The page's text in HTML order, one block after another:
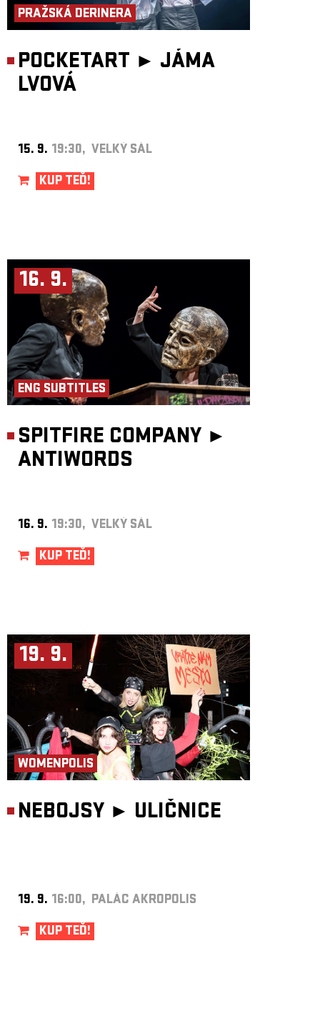
PRAŽSKÁ DERINERA
POCKETART ► JÁMA
LVOVÁ
15. 9. 19:30, VELKÝ SÁL
KUP TEĎ!
16. 9.
ENG SUBTITLES
SPITFIRE COMPANY ►
ANTIWORDS
16. 9. 19:30, VELKÝ SÁL
KUP TEĎ!
19. 9.
WOMENPOLIS
NEBOJSY ► ULIČNICE
19. 9. 16:00, PALÁC AKROPOLIS
KUP TEĎ!